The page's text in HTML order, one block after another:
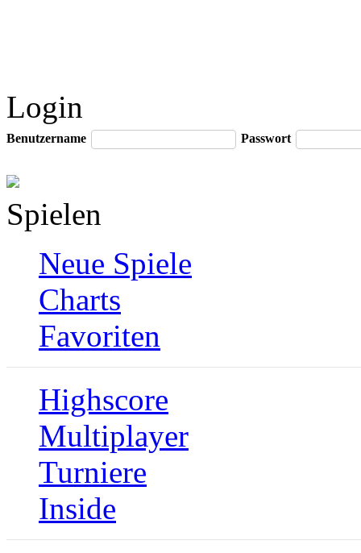
Login
Benutzername Passwort
Spielen
Neue Spiele
Charts
Favoriten
Highscore
Multiplayer
Turniere
Inside